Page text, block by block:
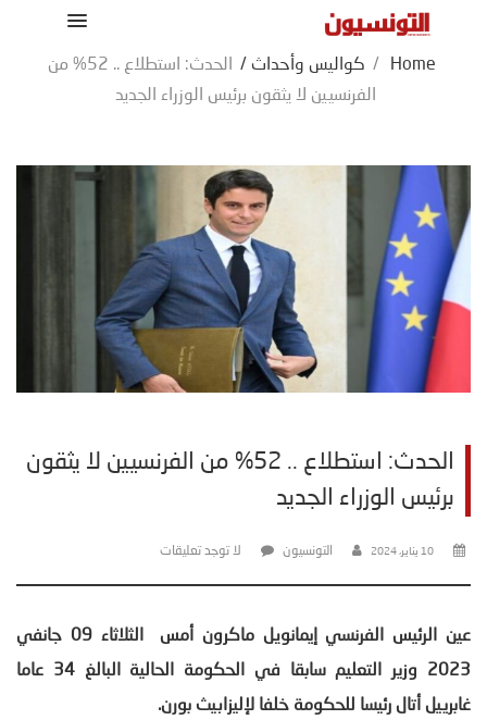
Home
/ كواليس وأحداث /
الحدث: استطلاع .. 52% من
الفرنسيين لا يثقون برئيس الوزراء الجديد
الحدث: استطلاع .. 52% من الفرنسيين لا يثقون
برئيس الوزراء الجديد
10 يناير، 2024 التونسيون لا توجد تعليقات
عين الرئيس الفرنسي إيمانويل ماكرون أمس الثلاثاء 09 جانفي
2023 وزير التعليم سابقا في الحكومة الحالية البالغ 34 عاما
غابرييل أتال رئيسا للحكومة خلفا لإليزابيث بورن.